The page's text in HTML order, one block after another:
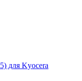
для Kyocera